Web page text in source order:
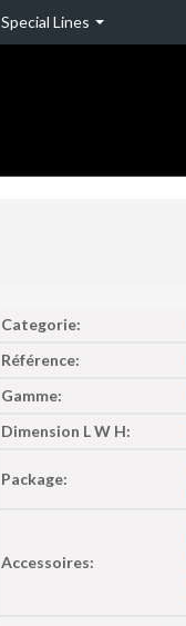
Special Lines
Categorie:
Référence:
Gamme:
Dimension L W H:
Package:
Accessoires: